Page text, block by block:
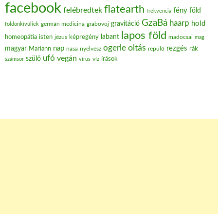
facebook felébredtek flatearth frekvencia fény föld
földönkívüliek germán medicina grabovoj gravitáció GzaBá haarp hold
homeopátia isten jézus képregény labant lapos föld madocsai mag
magyar Mariann nap nasa nyelvész ogerle oltás repülő rezgés rák
számsor szülő ufó vegán vírus víz írások